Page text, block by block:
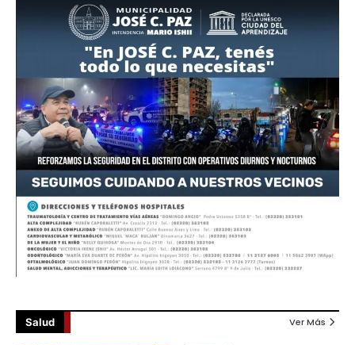
Salud Ver Más